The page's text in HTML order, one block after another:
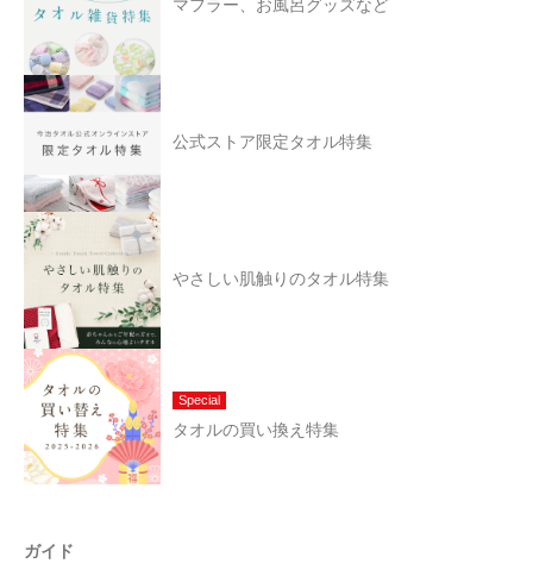
マフラー、お風呂グッズなど
公式ストア限定タオル特集
やさしい肌触りのタオル特集
Special
タオルの買い換え特集
ガイド